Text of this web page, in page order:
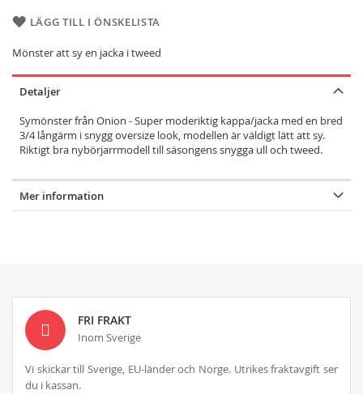
LÄGG TILL I ÖNSKELISTA
Mönster att sy en jacka i tweed
Detaljer
Symönster från Onion - Super moderiktig kappa/jacka med en bred
3/4 långärm i snygg oversize look, modellen är väldigt lätt att sy.
Riktigt bra nybörjarrmodell till säsongens snygga ull och tweed.
Mer information
FRI FRAKT
Inom Sverige
Vi skickar till Sverige, EU-länder och Norge. Utrikes fraktavgift ser
du i kassan.